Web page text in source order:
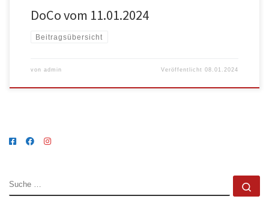
DoCo vom 11.01.2024
Beitragsübersicht
von admin Veröffentlicht08.01.2024
SUCHE